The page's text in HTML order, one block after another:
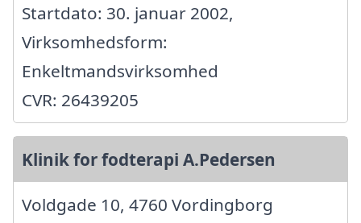
Startdato: 30. januar 2002,
Virksomhedsform:
Enkeltmandsvirksomhed
CVR: 26439205
Klinik for fodterapi A.Pedersen
Voldgade 10, 4760 Vordingborg